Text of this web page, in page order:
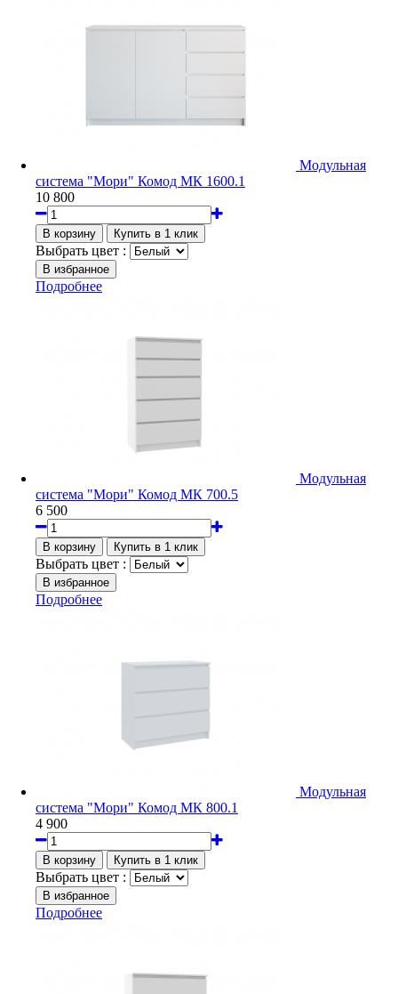
Модульная
система "Мори" Комод МК 1600.1
10 800
Выбрать цвет :
Подробнее
Модульная
система "Мори" Комод МК 700.5
6 500
Выбрать цвет :
Подробнее
Модульная
система "Мори" Комод МК 800.1
4 900
Выбрать цвет :
Подробнее